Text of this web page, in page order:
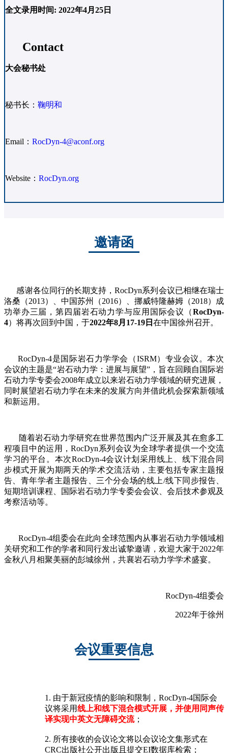
全文录用时间: 2022年4月25日
Contact
大会秘书处
秘书长： 鞠明和
Email： RocDyn-4@aconf.org
Website： RocDyn.org
邀请函
感谢各位同行的长期支持，RocDyn系列会议已相继在瑞士
洛桑（2013）、中国苏州（2016）、挪威特隆赫姆（2018）成
功举办三届，第四届岩石动力学与应用国际会议（RocDyn-
4）将再次回到中国，于2022年8月17-19日 在中国徐州召开。
RocDyn-4是国际岩石力学学会（ISRM）专业会议。本次
会议的主题是“岩石动力学：进展与展望”，旨在回顾自国际岩
石动力学专委会2008年成立以来岩石动力学领域的研究进展，
同时展望岩石动力学在未来的发展方向并借此机会探索新领域
和新运用。
随着岩石动力学研究在世界范围内广泛开展及其在愈多工
程项目中的运用 ，RocDyn系列会议为全球学者提供一个交流
学习的平台。本次RocDyn-4会议计划采用线上、线下混合同
步模式开展为期两天的学术交流活动，主要包括专家主题报
告、青年学者主题报告、三个分会场的线上/线下同步报告、
短期培训课程、国际岩石动力学专委会会议、会后技术参观及
考察活动等。
RocDyn-4组委会在此向全球范围内从事岩石动力学领域相
关研究和工作的学者和同行发出诚挚邀请，欢迎大家于2022年
金秋八月相聚美丽的彭城徐州，共襄岩石动力学学术盛宴。
RocDyn-4组委会
2022年于徐州
会议重要信息
1. 由于新冠疫情的影响和限制，RocDyn-4国际会
议将采用线上和线下混合模式开展，并使用同声传
译实现中英文无障碍交流；
2. 所有接收的会议论文将以会议论文集形式在
CRC出版社公开出版且提交EI数据库检索；